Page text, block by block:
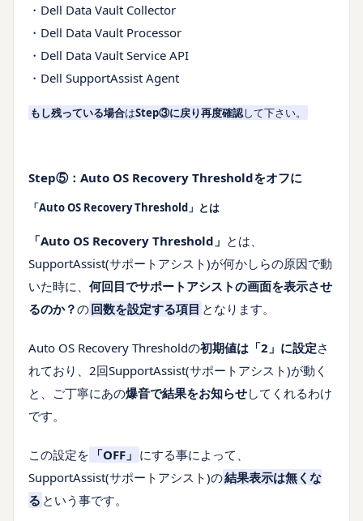
・Dell Data Vault Collector
・Dell Data Vault Processor
・Dell Data Vault Service API
・Dell SupportAssist Agent
もし残っている場合はStep③に戻り再度確認して下さい。
Step⑤：Auto OS Recovery Thresholdをオフに
「Auto OS Recovery Threshold」とは
「Auto OS Recovery Threshold」 とは、
SupportAssist(サポートアシスト)が何かしらの原因で動
いた時に、 何回目でサポートアシストの画面を表示させ
るのか？の回数を設定する項目 となります。
Auto OS Recovery Thresholdの初期値は「2」に設定さ
れており、2回SupportAssist(サポートアシスト)が動く
と、ご丁寧にあの爆音で結果をお知らせしてくれるわけ
です。
この設定を 「OFF」 にする事によって、
SupportAssist(サポートアシスト)の結果表示は無くな
る という事です。